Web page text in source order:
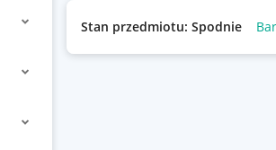
Stan przedmiotu: Spodnie